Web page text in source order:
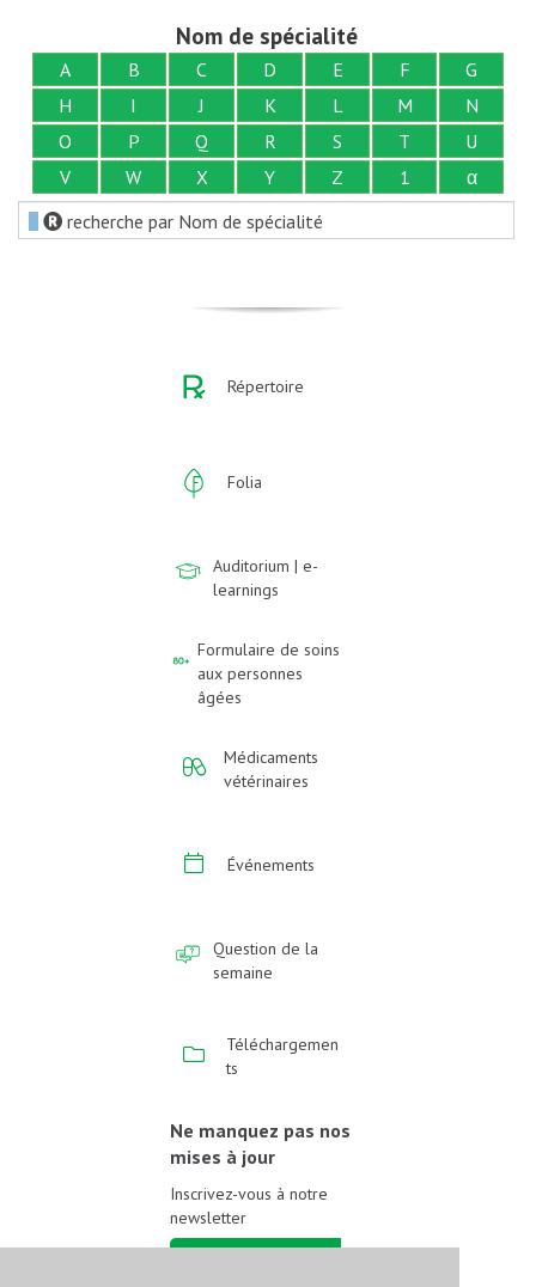
Nom de spécialité
A B C D E F
G
H
I J K L M
N
O
P Q R S T
U
V
W X Y Z 1
α
recherche par Nom de spécialité
Répertoire
Folia
Auditorium | e-
learnings
Formulaire de soins
aux personnes
âgées
Médicaments
vétérinaires
Événements
Question de la
semaine
Téléchargemen
ts
Ne manquez pas nos
mises à jour
Inscrivez-vous à notre
newsletter